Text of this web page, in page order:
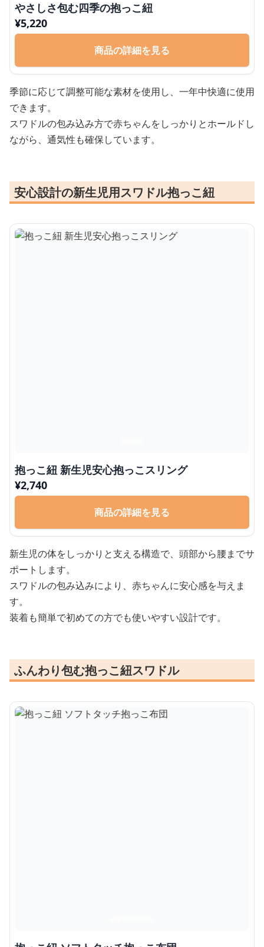
やさしさ包む四季の抱っこ紐
¥5,220
商品の詳細を見る
季節に応じて調整可能な素材を使用し、一年中快適に使用
できます。
スワドルの包み込み方で赤ちゃんをしっかりとホールドし
ながら、通気性も確保しています。
安心設計の新生児用スワドル抱っこ紐
抱っこ紐 新生児安心抱っこスリング
¥2,740
商品の詳細を見る
新生児の体をしっかりと支える構造で、頭部から腰までサ
ポートします。
スワドルの包み込みにより、赤ちゃんに安心感を与えま
す。
装着も簡単で初めての方でも使いやすい設計です。
ふんわり包む抱っこ紐スワドル